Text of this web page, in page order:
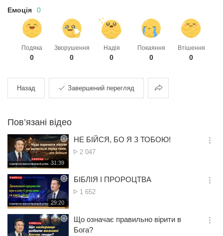
Емоція 0
Подяка
0
Зворушення
0
Надія
0
Покаяння
0
Втішення
0
Назад Завершений перегляд Поділитися
Пов’язані відео
재
생
시
간
31:39
НЕ БІЙСЯ, БО Я З ТОБОЮ!
Кількість
2 047
옵
기
재
생
시
간
29:20
БІБЛІЯ І ПРОРОЦТВА
Кількість
1 652
옵
기
Що означає правильно вірити в
Бога?
옵